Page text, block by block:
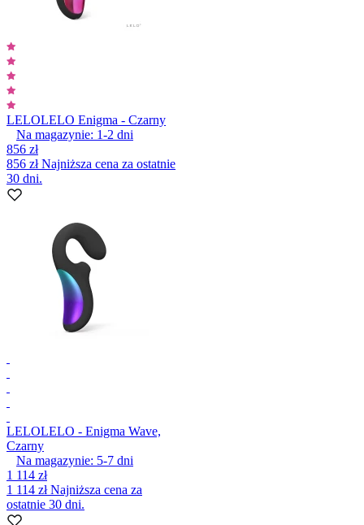
LELOLELO Enigma - Czarny
Na magazynie: 1-2 dni
856 zł
856 złNajniższa cena za ostatnie
30 dni.
LELOLELO - Enigma Wave,
Czarny
Na magazynie: 5-7 dni
1 114 zł
1 114 złNajniższa cena za
ostatnie 30 dni.